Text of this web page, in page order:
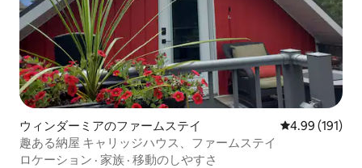
ウィンダーミアのファームステイ レビュー191
4.99 (191)
趣ある納屋 キャリッジハウス、ファームステイ
ロケーション · 家族 · 移動のしやすさ